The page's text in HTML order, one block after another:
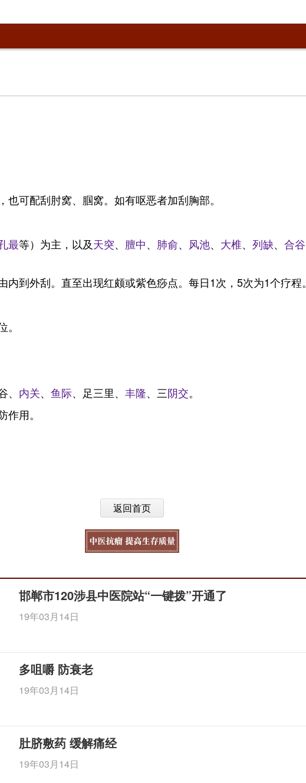
可配刮肘窝、腘窝。如有呕恶者加刮胸部。
最等）为主，以及天突、 膻中、 肺俞、 风池、 大椎、 列缺、 合谷
内到外刮。直至出现红颇或紫色痧点。每日1次，5次为1个疗程。
内关、 鱼际、足三里、 丰隆、三阴交。
用。
返回首页
邯郸市120涉县中医院站“一键拨”开通了
19年03月14日
多咀嚼 防衰老
19年03月14日
肚脐敷药 缓解痛经
19年03月14日